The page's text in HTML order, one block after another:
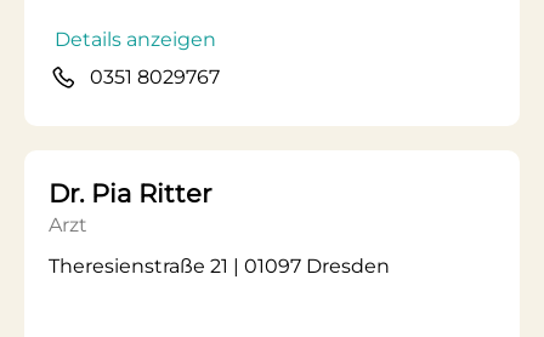
Details anzeigen
0351 8029767
Dr. Pia Ritter
Arzt
Theresienstraße 21 | 01097 Dresden